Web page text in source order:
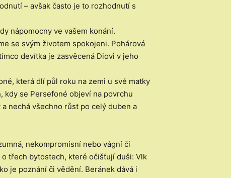
– avšak často je to rozhodnutí s
nápomocny ve vašem konání.
se svým životem spokojeni. Pohárová
devítka je zasvěcená Diovi v jeho
která dlí půl roku na zemi u své matky
kdy se Persefoné objeví na povrchu
nechá všechno růst po celý duben a
nekompromisní nebo vágní či
třech bytostech, které očišťují duši: Vlk
je poznání či vědění. Beránek dává i